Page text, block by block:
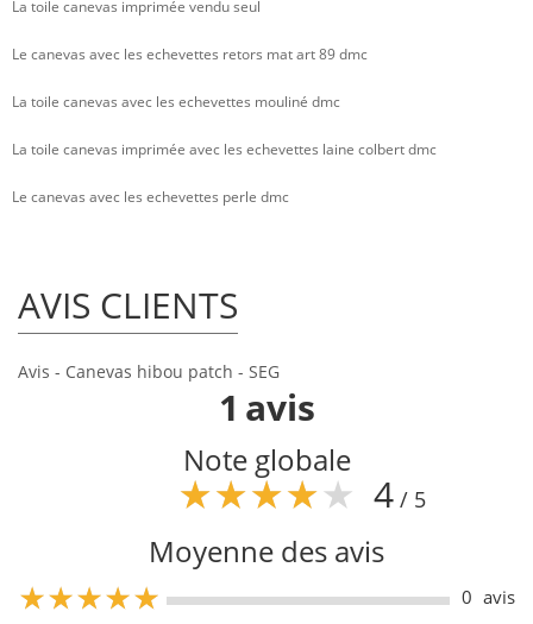
La toile canevas imprimée vendu seul
Le canevas avec les echevettes retors mat art 89 dmc
La toile canevas avec les echevettes mouliné dmc
La toile canevas imprimée avec les echevettes laine colbert dmc
Le canevas avec les echevettes perle dmc
AVIS CLIENTS
Avis - Canevas hibou patch - SEG
1 avis
Note globale
4 / 5
Moyenne des avis
4
0 avis